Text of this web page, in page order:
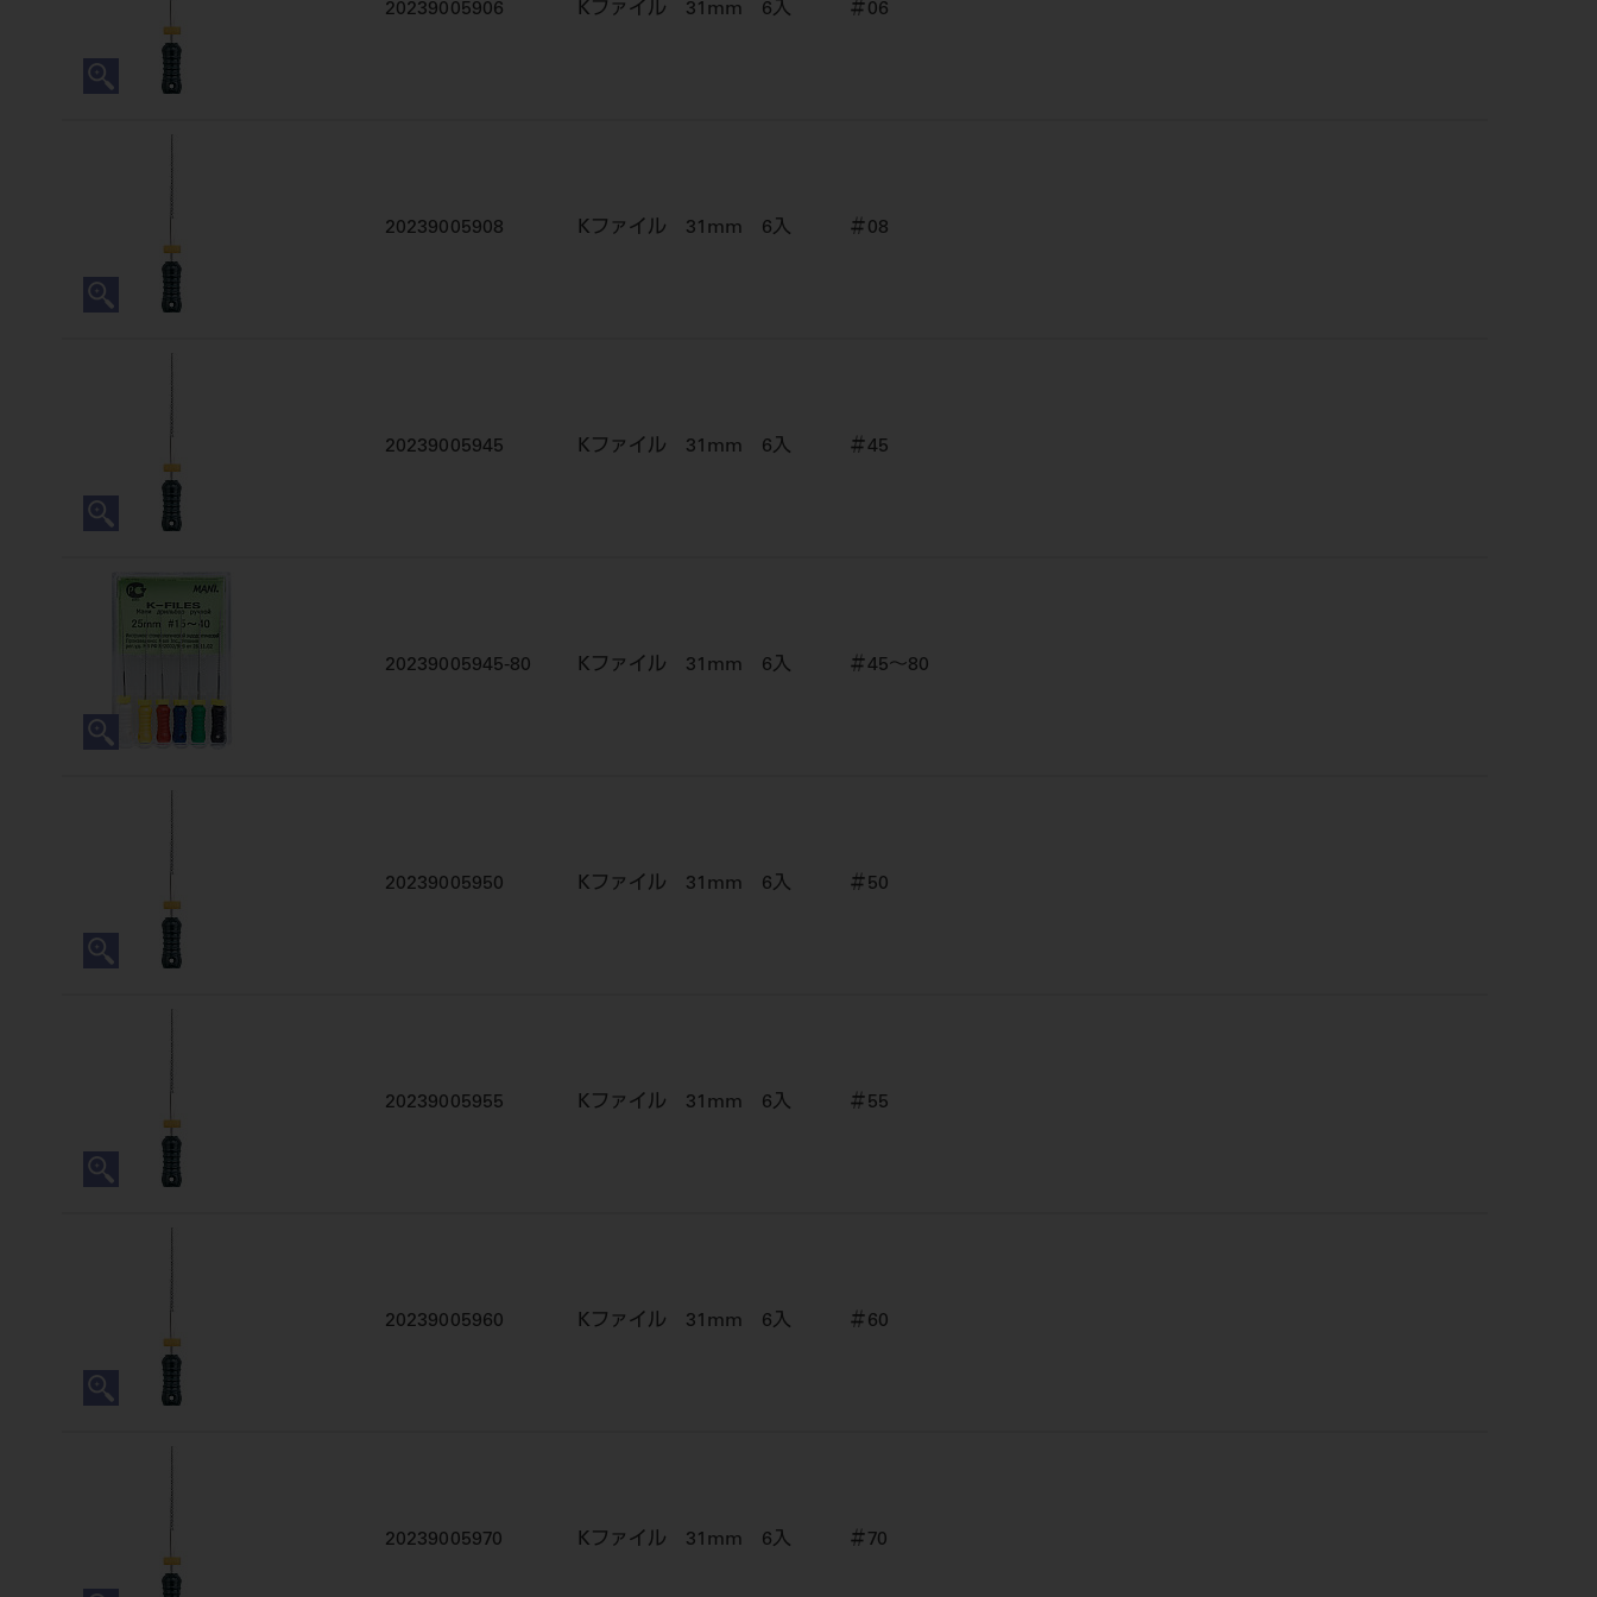
20239005906 Kファイル 31mm 6入 ＃06
20239005908 Kファイル 31mm 6入 ＃08
20239005945 Kファイル 31mm 6入 ＃45
20239005945-80 Kファイル 31mm 6入 ＃45～80
20239005950 Kファイル 31mm 6入 ＃50
20239005955 Kファイル 31mm 6入 ＃55
20239005960 Kファイル 31mm 6入 ＃60
20239005970 Kファイル 31mm 6入 ＃70